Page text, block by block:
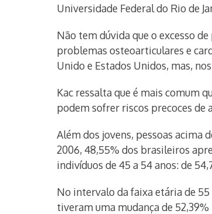
Universidade Federal do Rio de
Não tem dúvida que o excesso
problemas osteoarticulares e
Unido e Estados Unidos, mas,
Kac ressalta que é mais comum
podem sofrer riscos precoces de
Além dos jovens, pessoas acima
2006, 48,55% dos brasileiros
indivíduos de 45 a 54 anos: de
No intervalo da faixa etária de 55
tiveram uma mudança de 52,39%